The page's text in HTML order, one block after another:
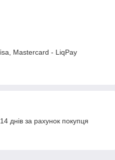
Mastercard - LiqPay
днів за рахунок покупця